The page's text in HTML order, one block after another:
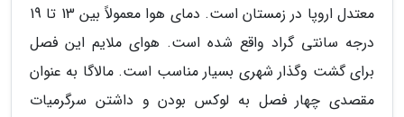
معتدل اروپا در زمستان است. دمای هوا معمولاً بین 13 تا 19
درجه سانتی گراد واقع شده است. هوای ملایم این فصل
برای گشت وگذار شهری بسیار مناسب است. مالاگا به عنوان
مقصدی چهار فصل به لوکس بودن و داشتن سرگرمیات